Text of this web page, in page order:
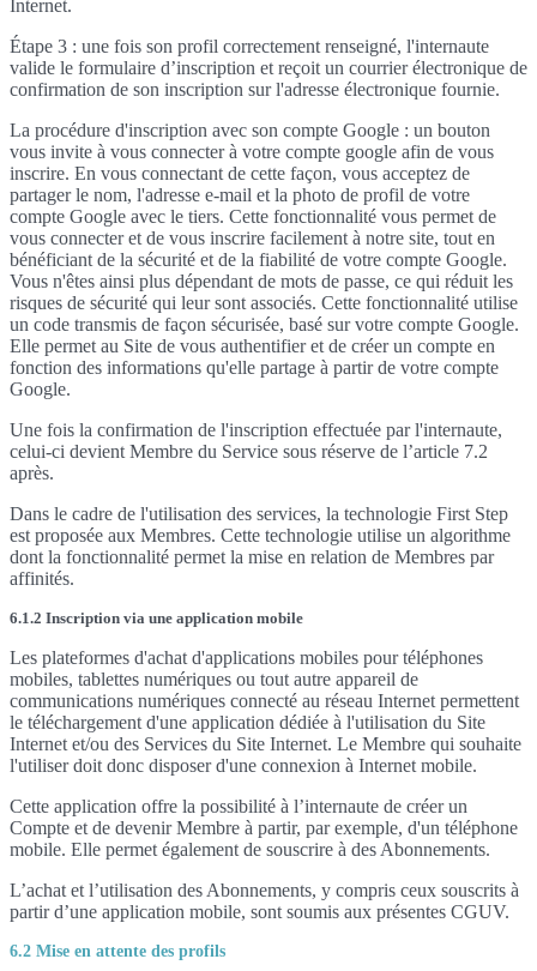
Internet.
Étape 3 : une fois son profil correctement renseigné, l'internaute
valide le formulaire d’inscription et reçoit un courrier électronique de
confirmation de son inscription sur l'adresse électronique fournie.
La procédure d'inscription avec son compte Google : un bouton
vous invite à vous connecter à votre compte google afin de vous
inscrire. En vous connectant de cette façon, vous acceptez de
partager le nom, l'adresse e-mail et la photo de profil de votre
compte Google avec le tiers. Cette fonctionnalité vous permet de
vous connecter et de vous inscrire facilement à notre site, tout en
bénéficiant de la sécurité et de la fiabilité de votre compte Google.
Vous n'êtes ainsi plus dépendant de mots de passe, ce qui réduit les
risques de sécurité qui leur sont associés. Cette fonctionnalité utilise
un code transmis de façon sécurisée, basé sur votre compte Google.
Elle permet au Site de vous authentifier et de créer un compte en
fonction des informations qu'elle partage à partir de votre compte
Google.
Une fois la confirmation de l'inscription effectuée par l'internaute,
celui-ci devient Membre du Service sous réserve de l’article 7.2
après.
Dans le cadre de l'utilisation des services, la technologie First Step
est proposée aux Membres. Cette technologie utilise un algorithme
dont la fonctionnalité permet la mise en relation de Membres par
affinités.
6.1.2 Inscription via une application mobile
Les plateformes d'achat d'applications mobiles pour téléphones
mobiles, tablettes numériques ou tout autre appareil de
communications numériques connecté au réseau Internet permettent
le téléchargement d'une application dédiée à l'utilisation du Site
Internet et/ou des Services du Site Internet. Le Membre qui souhaite
l'utiliser doit donc disposer d'une connexion à Internet mobile.
Cette application offre la possibilité à l’internaute de créer un
Compte et de devenir Membre à partir, par exemple, d'un téléphone
mobile. Elle permet également de souscrire à des Abonnements.
L’achat et l’utilisation des Abonnements, y compris ceux souscrits à
partir d’une application mobile, sont soumis aux présentes CGUV.
6.2 Mise en attente des profils